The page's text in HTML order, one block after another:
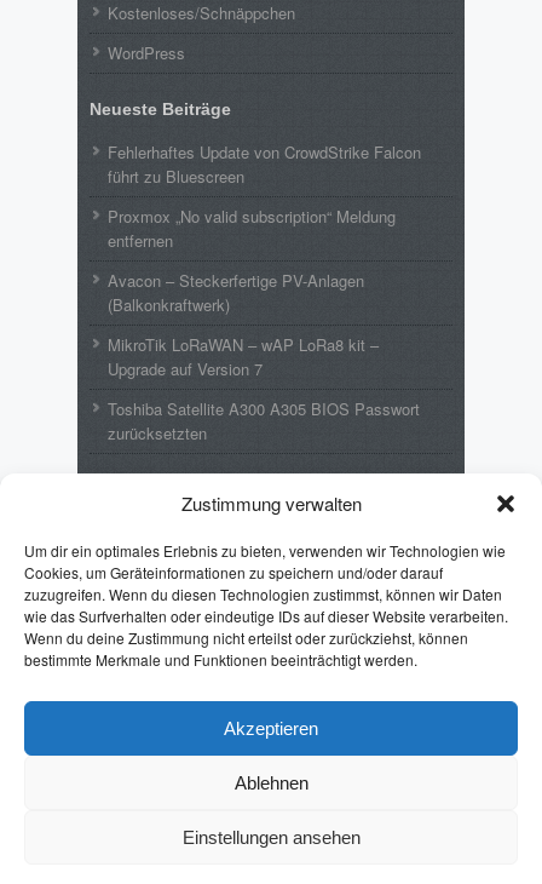
Zustimmung verwalten
Um dir ein optimales Erlebnis zu bieten, verwenden wir Technologien wie
Cookies, um Geräteinformationen zu speichern und/oder darauf
zuzugreifen. Wenn du diesen Technologien zustimmst, können wir Daten
wie das Surfverhalten oder eindeutige IDs auf dieser Website verarbeiten.
Wenn du deine Zustimmung nicht erteilst oder zurückziehst, können
bestimmte Merkmale und Funktionen beeinträchtigt werden.
Akzeptieren
Ablehnen
Einstellungen ansehen
Kostenloses/Schnäppchen
WordPress
Neueste Beiträge
Fehlerhaftes Update von CrowdStrike Falcon
führt zu Bluescreen
Proxmox „No valid subscription“ Meldung
entfernen
Avacon – Steckerfertige PV-Anlagen
(Balkonkraftwerk)
MikroTik LoRaWAN – wAP LoRa8 kit –
Upgrade auf Version 7
Toshiba Satellite A300 A305 BIOS Passwort
zurücksetzten
LoRa8 kit – Upgrade auf Version 7
EmilzuToshiba Satellite A300 A305 BIOS
Passwort zurücksetzten
Puff LotharzuToshiba Satellite A300 A305
Batch: Format von %date%
Toshiba Satellite A300 A305 BIOS